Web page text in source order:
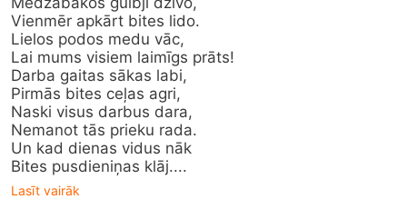
Vienmēr apkārt bites lido.
Lielos podos medu vāc,
Lai mums visiem laimīgs prāts!
Darba gaitas sākas labi,
Pirmās bites ceļas agri,
Naski visus darbus dara,
Nemanot tās prieku rada.
Un kad dienas vidus nāk
Bites pusdieniņas klāj....
Lasīt vairāk